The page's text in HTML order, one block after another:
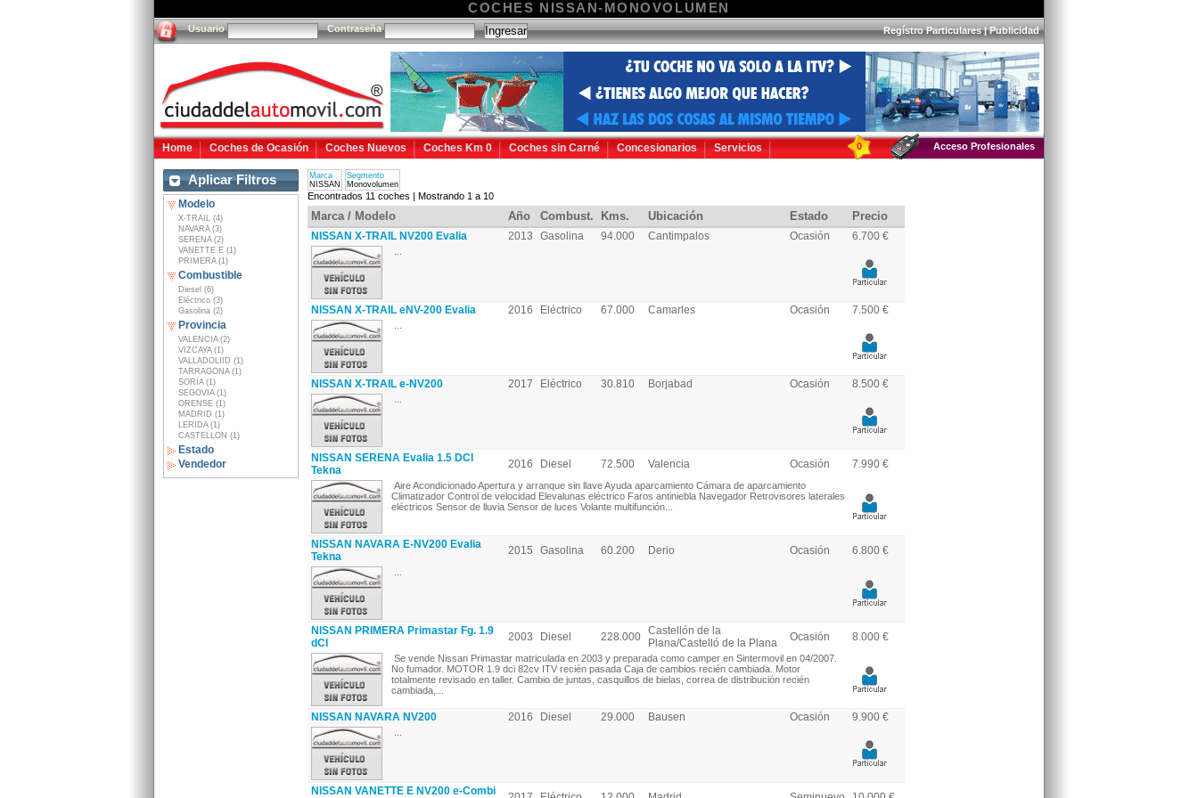
COCHES NISSAN-MONOVOLUMEN
Usuario Contraseña Regístro Particulares|Publicidad
Home Coches de Ocasión Coches Nuevos Coches Km 0 Coches sin Carné Concesionarios Servicios 0 Acceso Profesionales
Aplicar Filtros
Modelo
X-TRAIL (4)
NAVARA (3)
SERENA (2)
VANETTE E (1)
PRIMERA (1)
Combustible
Diesel (6)
Eléctrico (3)
Gasolina (2)
Provincia
VALENCIA (2)
VIZCAYA (1)
VALLADOLIID (1)
TARRAGONA (1)
SORIA (1)
SEGOVIA (1)
ORENSE (1)
MADRID (1)
LERIDA (1)
CASTELLON (1)
Estado
Vendedor
Marca
NISSAN
Segmento
Monovolumen
Encontrados 11 coches | Mostrando 1 a 10
Marca / Modelo Año Combust. Kms. Ubicación Estado Precio
NISSAN X-TRAIL NV200 Evalia 2013 Gasolina 94.000 Cantimpalos Ocasión 6.700 €
NISSAN X-TRAIL eNV-200 Evalia 2016 Eléctrico 67.000 Camarles Ocasión 7.500 €
NISSAN X-TRAIL e-NV200 2017 Eléctrico 30.810 Borjabad Ocasión 8.500 €
NISSAN SERENA Evalia 1.5 DCI
Tekna
2016 Diesel 72.500 Valencia Ocasión 7.990 €
Aire Acondicionado Apertura y arranque sin llave Ayuda aparcamiento Cámara de aparcamiento
Climatizador Control de velocidad Elevalunas eléctrico Faros antiniebla Navegador Retrovisores laterales
eléctricos Sensor de lluvia Sensor de luces Volante multifunción...
NISSAN NAVARA E-NV200 Evalia
Tekna
2015 Gasolina 60.200 Derio Ocasión 6.800 €
NISSAN PRIMERA Primastar Fg. 1.9
dCI
2003 Diesel 228.000 Castellón de la
Plana/Castelló de la Plana
Ocasión 8.000 €
Se vende Nissan Primastar matriculada en 2003 y preparada como camper en Sintermovil en 04/2007.
No fumador. MOTOR 1.9 dci 82cv ITV recién pasada Caja de cambios recién cambiada. Motor
totalmente revisado en taller. Cambio de juntas, casquillos de bielas, correa de distribución recién
cambiada,...
NISSAN NAVARA NV200 2016 Diesel 29.000 Bausen Ocasión 9.900 €
NISSAN VANETTE E NV200 e-Combi